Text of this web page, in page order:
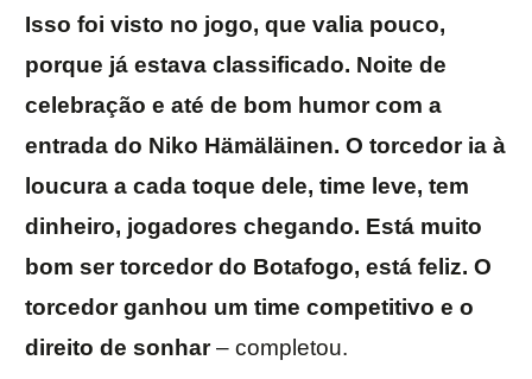
Isso foi visto no jogo, que valia pouco,
porque já estava classificado. Noite de
celebração e até de bom humor com a
entrada do Niko Hämäläinen. O torcedor ia à
loucura a cada toque dele, time leve, tem
dinheiro, jogadores chegando. Está muito
bom ser torcedor do Botafogo, está feliz. O
torcedor ganhou um time competitivo e o
direito de sonhar– completou.